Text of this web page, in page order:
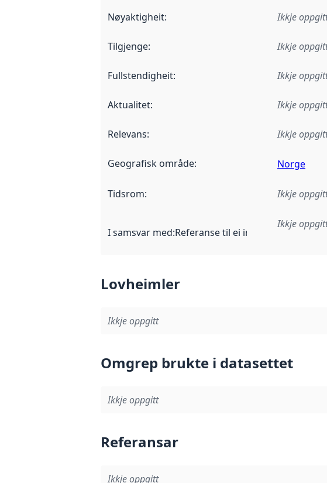
Nøyaktigheit: Ikkje
Tilgjenge: Ikkje
Fullstendigheit: Ikkje
Aktualitet: Ikkje
Relevans: Ikkje
Geografisk område: Norge
Tidsrom: Ikkje
I samsvar med:Referanse til ei
Ikkje
Lovheimler
Ikkje oppgitt
Omgrep brukte i datasettet
Ikkje oppgitt
Referansar
Ikkje oppgitt